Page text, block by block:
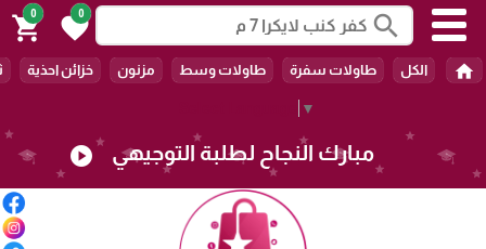
▼
search
0
favorite
0
shopping_cart
home الكل طاولات سفرة طاولات وسط مزنون خزائن احذية
مبارك النجاح لطلبة التوجيهي play_circle